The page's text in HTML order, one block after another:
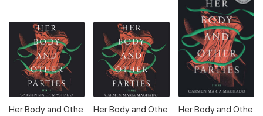
Her Body and Othe
Her Body and Othe
Her Body and Othe